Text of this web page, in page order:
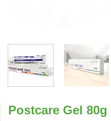
Postcare Gel 80g